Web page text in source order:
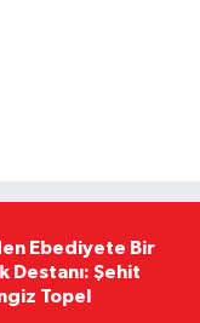
Ebediyete Bir
Destanı: Şehit
Topel